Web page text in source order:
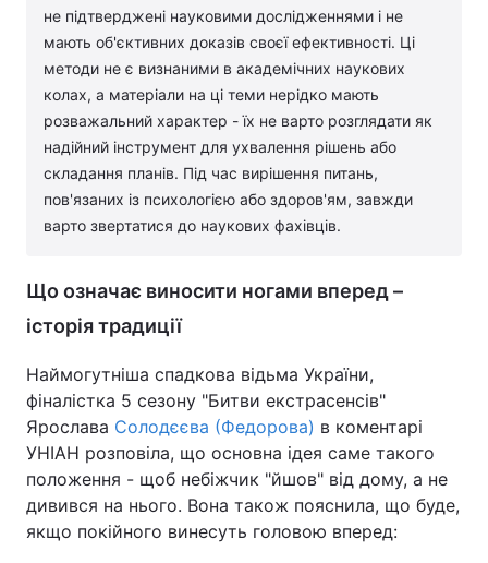
не підтверджені науковими дослідженнями і не
мають об'єктивних доказів своєї ефективності. Ці
методи не є визнаними в академічних наукових
колах, а матеріали на ці теми нерідко мають
розважальний характер - їх не варто розглядати як
надійний інструмент для ухвалення рішень або
складання планів. Під час вирішення питань,
пов'язаних із психологією або здоров'ям, завжди
варто звертатися до наукових фахівців.
Що означає виносити ногами вперед –
історія традиції
Наймогутніша спадкова відьма України,
фіналістка 5 сезону "Битви екстрасенсів"
Ярослава Солодєєва (Федорова) в коментарі
УНІАН розповіла, що основна ідея саме такого
положення - щоб небіжчик "йшов" від дому, а не
дивився на нього. Вона також пояснила, що буде,
якщо покійного винесуть головою вперед: